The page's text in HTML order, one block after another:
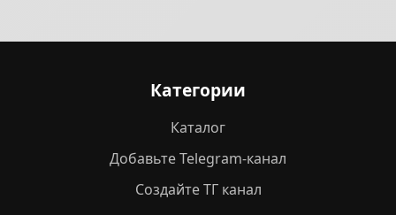
Категории
Каталог
Добавьте Telegram-канал
Создайте ТГ канал